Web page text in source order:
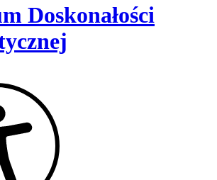
Doskonałości